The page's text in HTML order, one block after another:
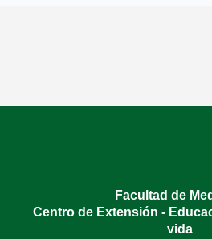
Facultad de
Centro de Extensión -
vida